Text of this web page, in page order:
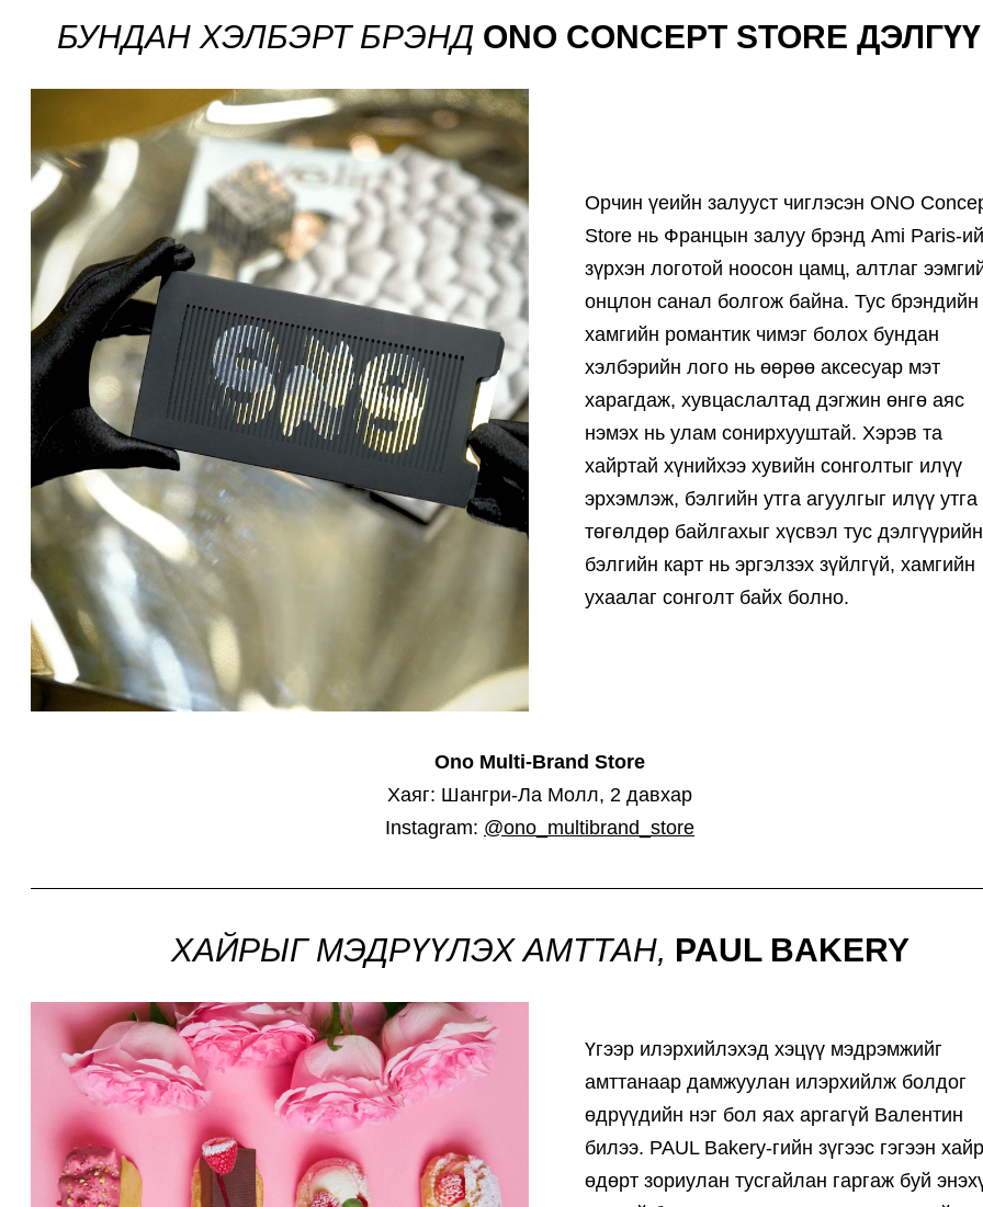
БУНДАН ХЭЛБЭРТ БРЭНД ONO CONCEPT STORE
Орчин үеийн залууст чиглэсэн ONO
Store нь Францын залуу брэнд Ami Paris-
зүрхэн логотой ноосон цамц, алтлаг
онцлон санал болгож байна. Тус брэндийн
хамгийн романтик чимэг болох бундан
хэлбэрийн лого нь өөрөө аксесуар мэт
харагдаж, хувцаслалтад дэгжин өнгө аяс
нэмэх нь улам сонирхууштай. Хэрэв та
хайртай хүнийхээ хувийн сонголтыг илүү
эрхэмлэж, бэлгийн утга агуулгыг илүү утга
төгөлдөр байлгахыг хүсвэл тус дэлгүүрийн
бэлгийн карт нь эргэлзэх зүйлгүй, хамгийн
ухаалаг сонголт байх болно.
Ono Multi-Brand Store
Хаяг: Шангри-Ла Молл, 2 давхар
Instagram: @ono_multibrand_store
ХАЙРЫГ МЭДРҮҮЛЭХ АМТТАН, PAUL BAKERY
Үгээр илэрхийлэхэд хэцүү мэдрэмжийг
амттанаар дамжуулан илэрхийлж болдог
өдрүүдийн нэг бол яах аргагүй Валентин
билээ. PAUL Bakery-гийн зүгээс гэгээн
өдөрт зориулан тусгайлан гаргаж буй